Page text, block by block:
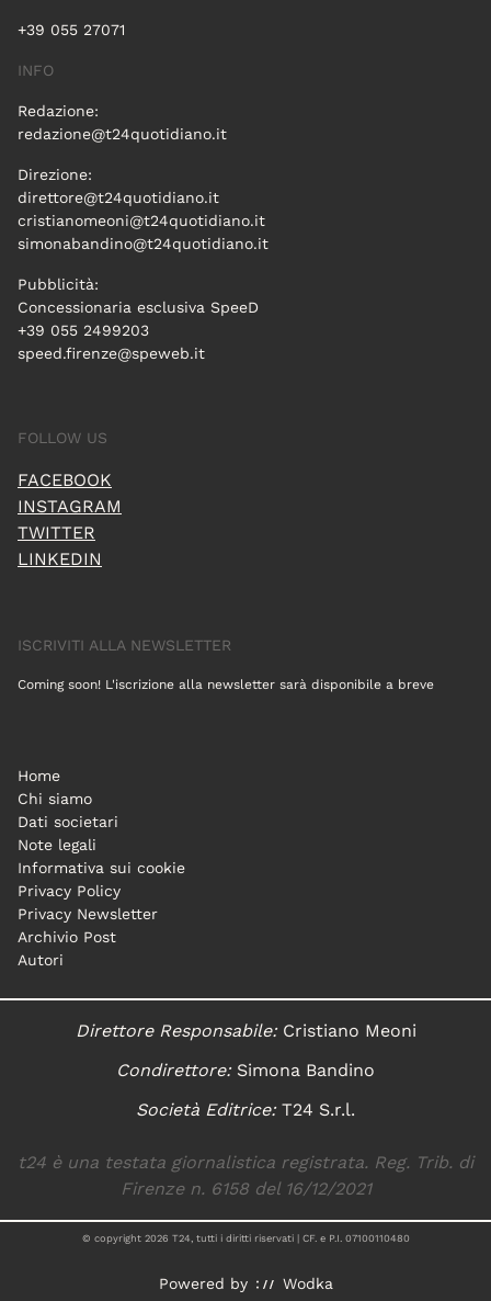
+39 055 27071
INFO
Redazione:
redazione@t24quotidiano.it
Direzione:
direttore@t24quotidiano.it
cristianomeoni@t24quotidiano.it
simonabandino@t24quotidiano.it
Pubblicità:
Concessionaria esclusiva SpeeD
+39 055 2499203
speed.firenze@speweb.it
FOLLOW US
FACEBOOK
INSTAGRAM
TWITTER
LINKEDIN
ISCRIVITI ALLA NEWSLETTER
Coming soon! L'iscrizione alla newsletter sarà disponibile a breve
Home
Chi siamo
Dati societari
Note legali
Informativa sui cookie
Privacy Policy
Privacy Newsletter
Archivio Post
Autori
Direttore Responsabile:Cristiano Meoni
Condirettore:Simona Bandino
Società Editrice:T24 S.r.l.
t24 è una testata giornalistica registrata. Reg. Trib. di
Firenze n. 6158 del 16/12/2021
© copyright 2026 T24, tutti i diritti riservati | CF. e P.I. 07100110480
Powered by Wodka